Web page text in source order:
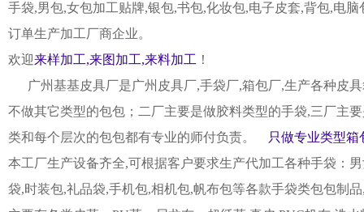
手袋,男包,女包加工贴牌,银包,书包,化妆包,电子皮套,背包,电
订单生产加工厂商企业。
欢迎来样加工,来图加工,来料加工 ！
广州基基皮具厂是广州皮具厂,手袋厂,箱包厂,生产各种皮
不做其它类型的包包；二厂主要是做胶料类型的手袋,三厂主
类和每个层次的包包都有专业的师付负责。
只做专业类型箱
本工厂生产设备齐全,可根据客户要求生产代加工各种手袋：
袋,时装包,礼品袋,手机包,相机包,帆布包等各款手袋类包包制